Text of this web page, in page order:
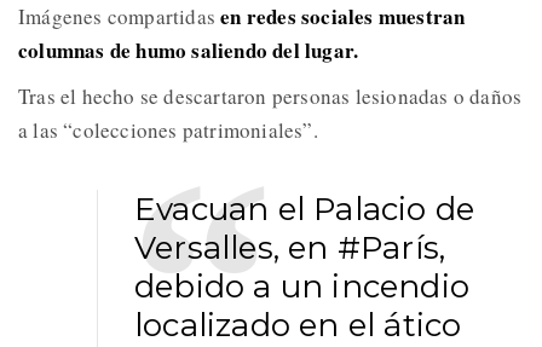
Imágenes compartidas en redes sociales muestran
columnas de humo saliendo del lugar.
Tras el hecho se descartaron personas lesionadas o daños
a las “colecciones patrimoniales”.
Evacuan el Palacio de
Versalles, en #París,
debido a un incendio
localizado en el ático